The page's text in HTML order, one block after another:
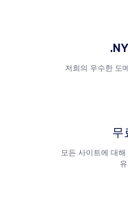
저희의 우수한 도
무
모든 사이트에 대